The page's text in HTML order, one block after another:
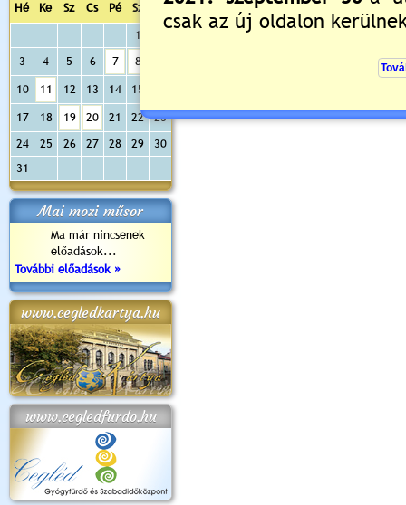
Hé Ke Sz Cs Pé Sz
Va
1
3
4 5 6 7 8
10 11 12 13 14 15
17 18 19 20 21 22
23
24
25 26 27 28 29
30
31
Mai mozi műsor
Ma már nincsenek
előadások...
További előadások »
www.cegledkartya.hu
www.cegledfurdo.hu